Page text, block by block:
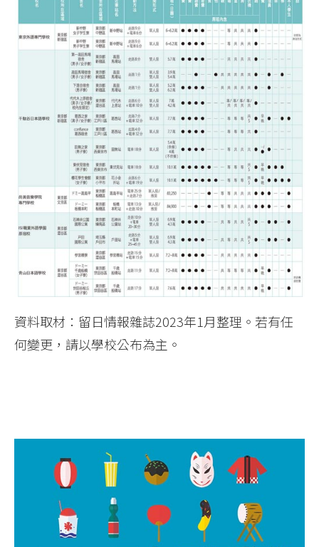
資料取材：留日情報雜誌2023年1月整理。若有任
何變更，請以學校公布為主。